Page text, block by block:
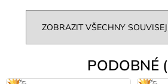
ZOBRAZIT VŠECHNY
PODOBNÉ